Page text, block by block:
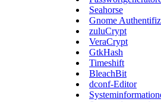
Seahorse
Gnome
zuluCrypt
VeraCrypt
GtkHash
Timeshift
BleachBit
dconf-Editor